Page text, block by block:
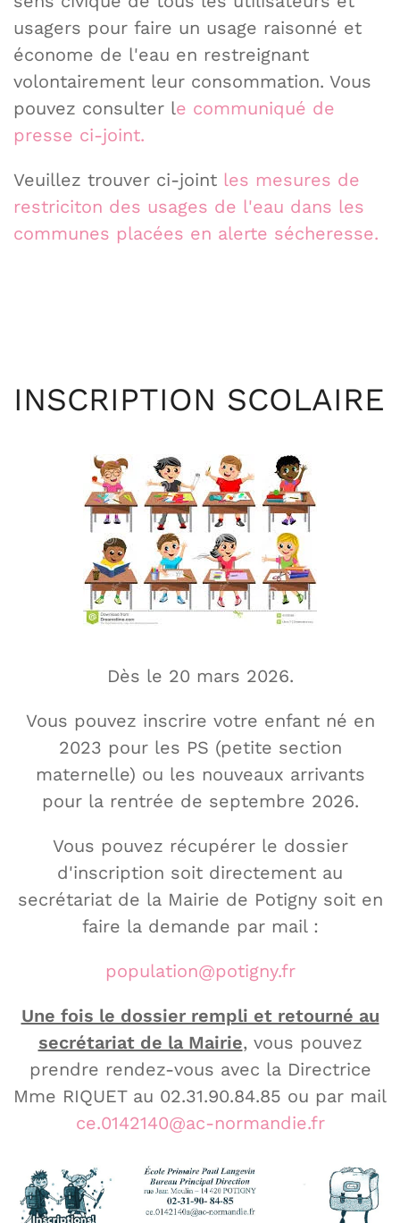
usagers pour faire un usage raisonné et
économe de l'eau en restreignant
volontairement leur consommation. Vous
pouvez consulter le communiqué de
presse ci-joint.
Veuillez trouver ci-joint les mesures de
restriciton des usages de l'eau dans les
communes placées en alerte sécheresse.
INSCRIPTION SCOLAIRE
Dès le 20 mars 2026.
Vous pouvez inscrire votre enfant né en
2023 pour les PS (petite section
maternelle) ou les nouveaux arrivants
pour la rentrée de septembre 2026.
Vous pouvez récupérer le dossier
d'inscription soit directement au
secrétariat de la Mairie de Potigny soit en
faire la demande par mail :
population@potigny.fr
Une fois le dossier rempli et retourné au
secrétariat de la Mairie, vous pouvez
prendre rendez-vous avec la Directrice
Mme RIQUET au 02.31.90.84.85 ou par mail
ce.0142140@ac-normandie.fr